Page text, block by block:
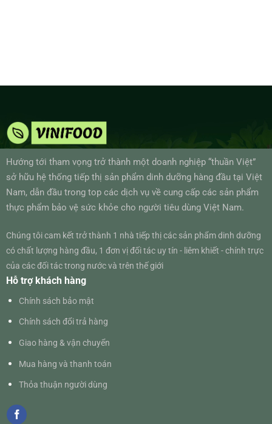
Hướng tới tham vọng trở thành một doanh nghiệp “thuần Việt”
sở hữu hệ thống tiếp thị sản phẩm dinh dưỡng hàng đầu tại Việt
Nam, dẫn đầu trong top các dịch vụ về cung cấp các sản phẩm
thực phẩm bảo vệ sức khỏe cho người tiêu dùng Việt Nam.
Chúng tôi cam kết trở thành 1 nhà tiếp thị các sản phẩm dinh dưỡng
có chất lượng hàng đầu, 1 đơn vị đối tác uy tín - liêm khiết - chính trực
của các đối tác trong nước và trên thế giới
Hỗ trợ khách hàng
Chính sách bảo mật
Chính sách đổi trả hàng
Giao hàng & vận chuyển
Mua hàng và thanh toán
Thỏa thuận người dùng